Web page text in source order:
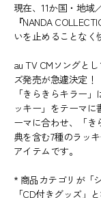
現在、11か国・地域
『NANDA
いを止めることなく
au TV CMソングと
ズ発売が急遽決定！
「きらきらキラー
ッキー」をテーマ
ーマに合わせ、「き
典を含む7種のラッ
アイテムです。
* 商品カテゴリが「
「CD付きグッズ」